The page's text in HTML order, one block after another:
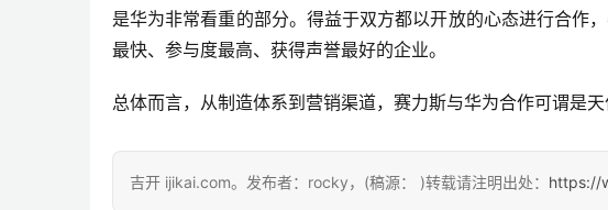
是华为非常看重的部分。得益于双方都以开放的心态进行合作
最快、参与度最高、获得声誉最好的企业。
总体而言，从制造体系到营销渠道，赛力斯与华为合作可谓是天
吉开 ijikai.com。发布者：rocky，(稿源： )转载请注明出处： https://